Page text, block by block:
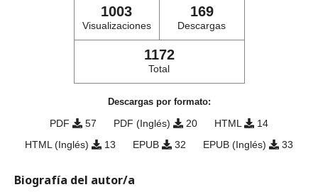
1003
Visualizaciones
169
Descargas
1172
Total
Descargas por formato:
PDF 57 PDF (Inglés) 20 HTML
14
HTML (Inglés)
13 EPUB 32 EPUB (Inglés) 33
Biografía del autor/a